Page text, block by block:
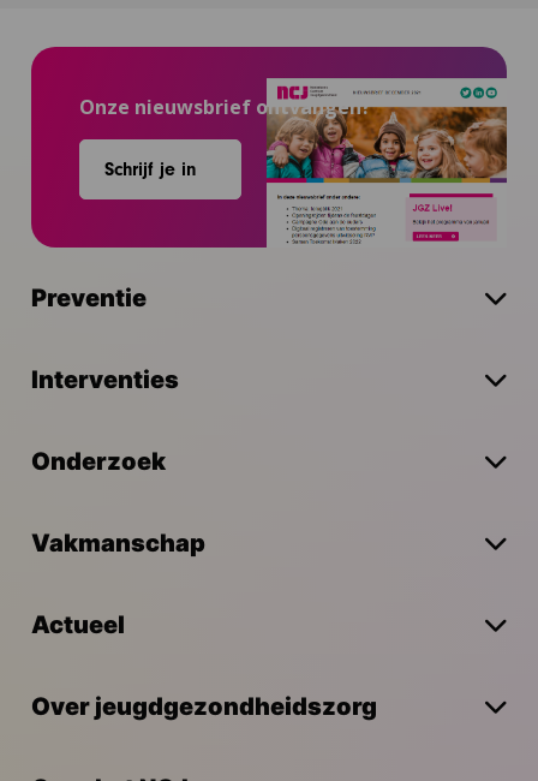
Onze nieuwsbrief ontvangen?
Schrijf je in
Preventie
Interventies
Onderzoek
Vakmanschap
Actueel
Over jeugdgezondheidszorg